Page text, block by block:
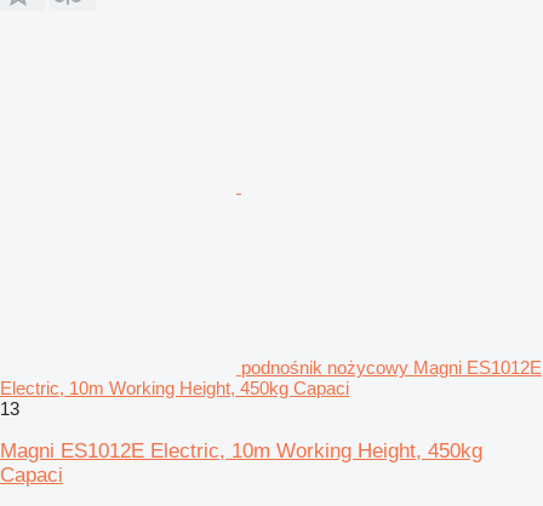
podnośnik nożycowy Magni ES1012E
Electric, 10m Working Height, 450kg Capaci
13
Magni ES1012E Electric, 10m Working Height, 450kg
Capaci